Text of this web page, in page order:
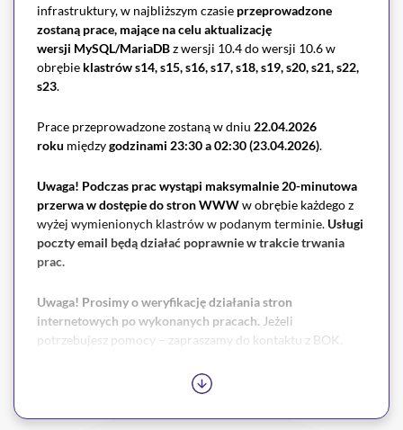
infrastruktury, w najbliższym czasie przeprowadzone
zostaną prace, mające na celu aktualizację
wersji MySQL/MariaDBz wersji 10.4 do wersji 10.6 w
obrębie klastrów s14, s15, s16, s17, s18, s19, s20, s21, s22,
s23.
Prace przeprowadzone zostaną w dniu 22.04.2026
roku międzygodzinami 23:30 a 02:30 (23.04.2026).
Uwaga! Podczas prac wystąpi maksymalnie 20-minutowa
przerwaw dostępie do stron WWWw obrębie każdego z
wyżej wymienionych klastrów w podanym terminie. Usługi
poczty email będą działać poprawnie w trakcie trwania
prac.
Uwaga! Prosimy o weryfikację działania stron
internetowych po wykonanych pracach. Jeżeli
potrzebujesz pomocy – zapraszamy do kontaktu z BOK.
Zapewniamy, że Państwa zasoby są bezpieczne i nie ma
potrzeby martwić się o ich dostępność poza wskazanymi
oknami serwisowymi. Jednocześnie przepraszamy za